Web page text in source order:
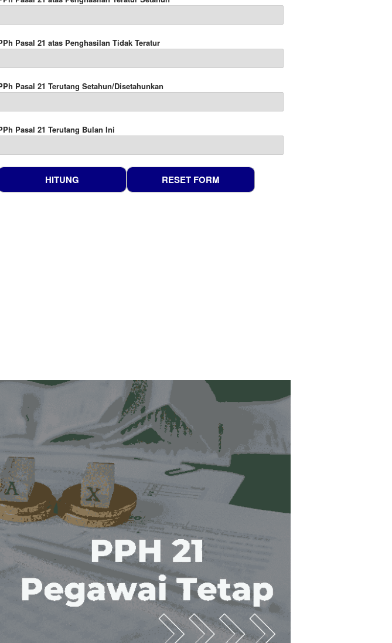
Pasal 21 atas Penghasilan Tidak Teratur
Pasal 21 Terutang Setahun/Disetahunkan
Pasal 21 Terutang Bulan Ini